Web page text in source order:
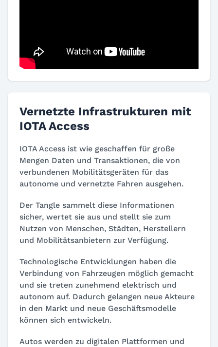
Vernetzte Infrastrukturen mit
IOTA Access
IOTA Access ist wie geschaffen für große
Mengen Daten und Transaktionen, die von
verbundenen Mobilitätsgeräten für das
autonome und vernetzte Fahren ausgehen.
Der Tangle sammelt diese Informationen
sicher, wertet sie aus und stellt sie zum
Nutzen von Menschen, Städten, Herstellern
und Mobilitätsanbietern zur Verfügung.
Technologische Entwicklungen haben die
Verbindung von Fahrzeugen möglich gemacht
und sie treten zunehmend elektrisch und
autonom auf. Dadurch gelangen neue Akteure
in den Markt und neue Geschäftsmodelle
können sich entwickeln.
Autos werden zu digitalen Plattformen und